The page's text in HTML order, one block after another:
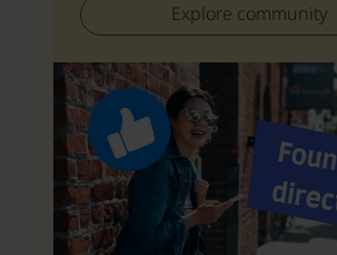
Explore community